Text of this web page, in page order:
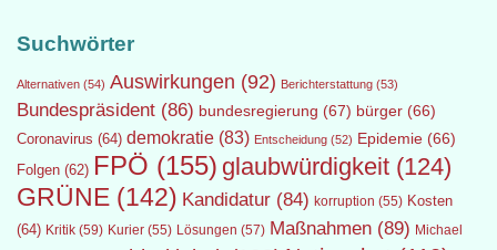
Suchwörter
Alternativen (54) Auswirkungen (92) Berichterstattung (53)
Bundespräsident (86) bundesregierung (67) bürger (66)
Coronavirus (64) demokratie (83) Entscheidung (52) Epidemie (66)
Folgen (62) FPÖ (155) glaubwürdigkeit (124)
GRÜNE (142) Kandidatur (84) korruption (55) Kosten
(64) Kritik (59) Kurier (55) Lösungen (57) Maßnahmen (89) Michael